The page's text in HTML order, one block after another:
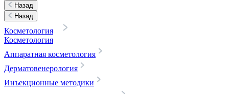
Назад
Назад
Косметология
Косметология
Аппаратная косметология
Дерматовенерология
Инъекционные методики